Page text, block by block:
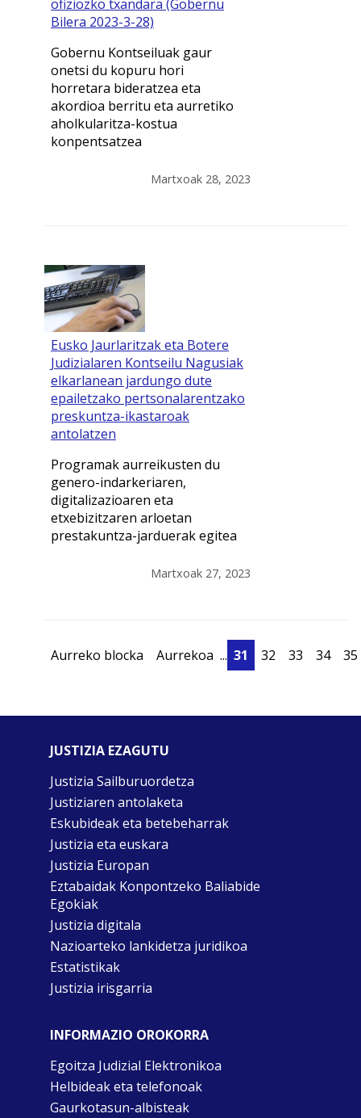
ofiziozko txandara (Gobernu
Bilera 2023-3-28)
Gobernu Kontseiluak gaur
onetsi du kopuru hori
horretara bideratzea eta
akordioa berritu eta aurretiko
aholkularitza-kostua
konpentsatzea
Martxoak 28, 2023
Eusko Jaurlaritzak eta Botere
Judizialaren Kontseilu Nagusiak
elkarlanean jardungo dute
epailetzako pertsonalarentzako
preskuntza-ikastaroak
antolatzen
Programak aurreikusten du
genero-indarkeriaren,
digitalizazioaren eta
etxebizitzaren arloetan
prestakuntza-jarduerak egitea
Martxoak 27, 2023
Aurreko blocka Aurrekoa ... 31 32 33 34 35
JUSTIZIA EZAGUTU
Justizia Sailburuordetza
Justiziaren antolaketa
Eskubideak eta betebeharrak
Justizia eta euskara
Justizia Europan
Eztabaidak Konpontzeko Baliabide
Egokiak
Justizia digitala
Nazioarteko lankidetza juridikoa
Estatistikak
Justizia irisgarria
INFORMAZIO OROKORRA
Egoitza Judizial Elektronikoa
Helbideak eta telefonoak
Gaurkotasun-albisteak